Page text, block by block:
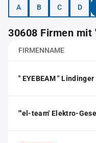
A
B C D
30608 Firmen mit
FIRMENNAME
" EYEBEAM " Lindinger
"'el-team' Elektro-